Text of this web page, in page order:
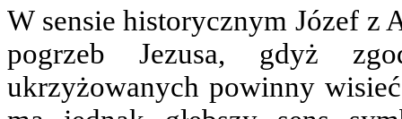
W sensie historycznym Józef z
pogrzeb Jezusa, gdyż
ukrzyżowanych powinny